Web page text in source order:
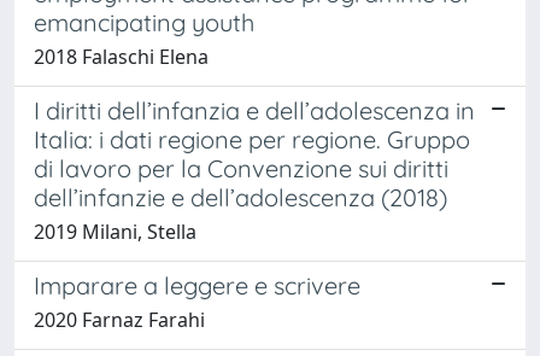
emancipating youth
2018 Falaschi Elena
I diritti dell’infanzia e dell’adolescenza in
Italia: i dati regione per regione. Gruppo
di lavoro per la Convenzione sui diritti
dell’infanzie e dell’adolescenza (2018)
2019 Milani, Stella
Imparare a leggere e scrivere
2020 Farnaz Farahi